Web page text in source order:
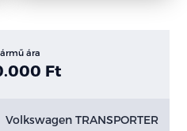
ára
Ft
Volkswagen TRANSPORTER